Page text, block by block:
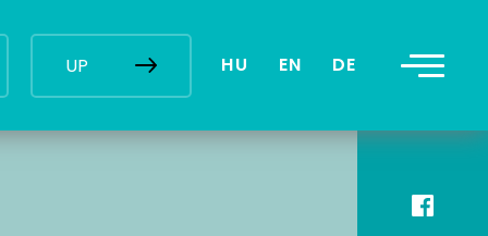
UP HU EN DE